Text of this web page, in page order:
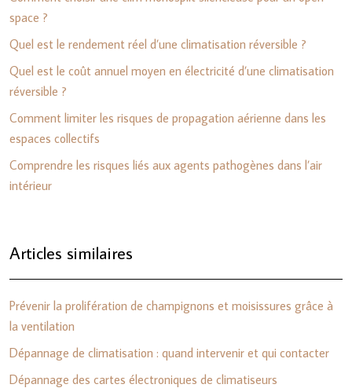
space ?
Quel est le rendement réel d’une climatisation réversible ?
Quel est le coût annuel moyen en électricité d’une climatisation
réversible ?
Comment limiter les risques de propagation aérienne dans les
espaces collectifs
Comprendre les risques liés aux agents pathogènes dans l’air
intérieur
Articles similaires
Prévenir la prolifération de champignons et moisissures grâce à
la ventilation
Dépannage de climatisation : quand intervenir et qui contacter
Dépannage des cartes électroniques de climatiseurs